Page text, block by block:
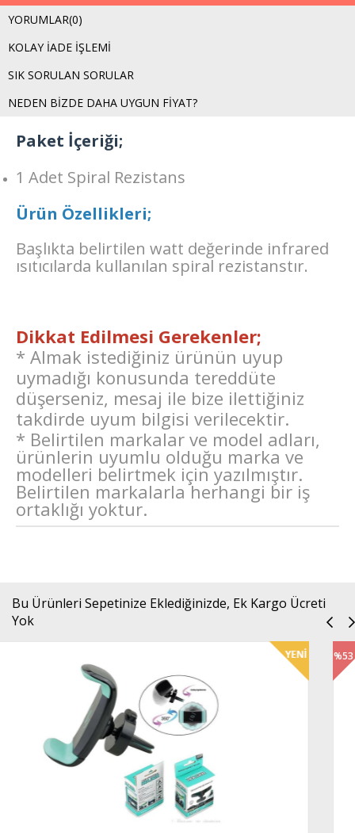
YORUMLAR(0)
KOLAY İADE İŞLEMI
SIK SORULAN SORULAR
NEDEN BIZDE DAHA UYGUN FIYAT?
Paket İçeriği;
1 Adet Spiral Rezistans
Ürün Özellikleri;
Başlıkta belirtilen watt değerinde infrared
ısıtıcılarda kullanılan spiral rezistanstır.
Dikkat Edilmesi Gerekenler;
* Almak istediğiniz ürünün uyup
uymadığı konusunda tereddüte
düşerseniz, mesaj ile bize ilettiğiniz
takdirde uyum bilgisi verilecektir.
* Belirtilen markalar ve model adları,
ürünlerin uyumlu olduğu marka ve
modelleri belirtmek için yazılmıştır.
Belirtilen markalarla herhangi bir iş
ortaklığı yoktur.
Bu Ürünleri Sepetinize Eklediğinizde, Ek Kargo Ücreti
Yok